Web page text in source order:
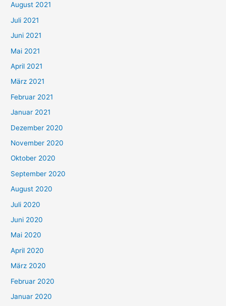
n
a
c
h
:
August 2021
Juli 2021
Juni 2021
Mai 2021
April 2021
März 2021
Februar 2021
Januar 2021
Dezember 2020
November 2020
Oktober 2020
September 2020
August 2020
Juli 2020
Juni 2020
Mai 2020
April 2020
März 2020
Februar 2020
Januar 2020